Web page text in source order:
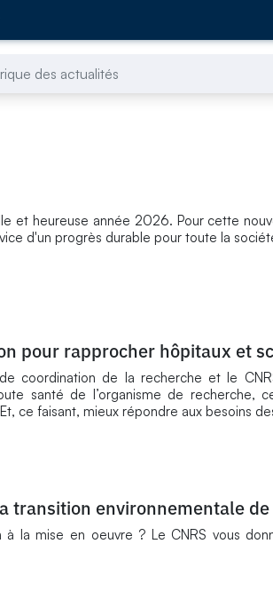
des actualités
et heureuse année 2026. Pour cette
d'un progrès durable pour toute la
pour rapprocher hôpitaux et
coordination de la recherche et le
santé de l’organisme de recherche,
ce faisant, mieux répondre aux besoins
transition environnementale
à la mise en oeuvre ? Le CNRS vous